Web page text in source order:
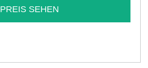
SEHEN